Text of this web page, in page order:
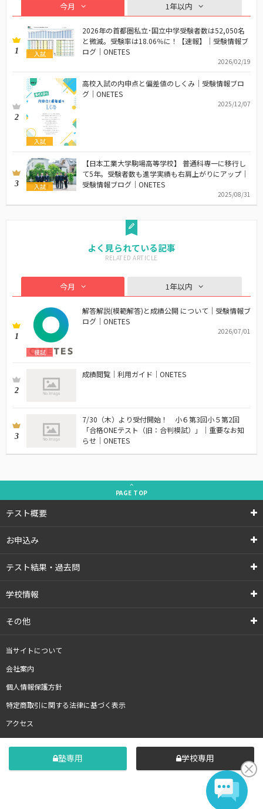
今月 1年以内
1 入試
2026年の首都圏私立･国立中学受験者数は52,050名
と微減。受験率は18.06％に！【速報】｜受験情報ブ
ログ｜ONETES
2026/02/19
2
入試
高校入試の内申点と偏差値のしくみ｜受験情報ブロ
グ｜ONETES
2025/12/07
3 入試
【日本工業大学駒場高等学校】 普通科専一に移行し
て5年。受験者数も進学実績も右肩上がりにアップ｜
受験情報ブログ｜ONETES
2025/08/31
よく見られている記事
今月 1年以内
1
模試
解答解説(模範解答)と成績公開 について｜受験情報ブ
ログ｜ONETES
2026/07/01
2
成績閲覧｜利用ガイド｜ONETES
3
7/30（木）より受付開始！ 小６第3回小５第2回
「合格ONEテスト（旧：合判模試）」｜重要なお知
らせ｜ONETES
PAGE TOP
テスト概要
お申込み
テスト結果・過去問
学校情報
その他
当サイトについて
会社案内
個人情報保護方針
特定商取引に関する法律に基づく表示
アクセス
塾専用 学校専用